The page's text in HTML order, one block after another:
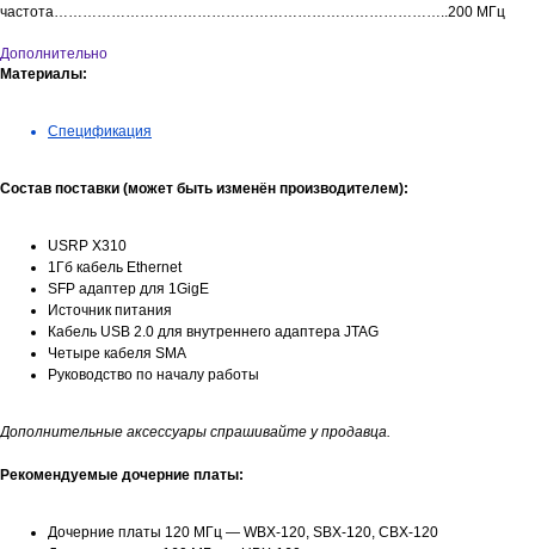
частота………………………………………………………………………..200 МГц
Дополнительно
Материалы:
Спецификация
Состав поставки (может быть изменён производителем):
USRP X310
1Гб кабель Ethernet
SFP адаптер для 1GigE
Источник питания
Кабель USB 2.0 для внутреннего адаптера JTAG
Четыре кабеля SMA
Руководство по началу работы
Дополнительные аксессуары спрашивайте у продавца.
Рекомендуемые дочерние платы:
Дочерние платы 120 МГц — WBX-120, SBX-120, CBX-120